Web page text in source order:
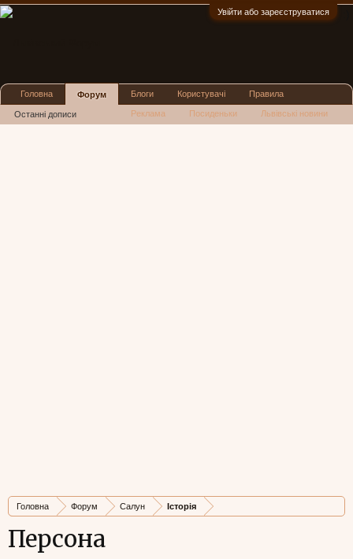
Увійти або зареєструватися
Головна Форум Салун Історія
Персона
Головна Форум
Останні дописи
Блоги Користувачі Правила
Реклама Посиденьки Львівські новини